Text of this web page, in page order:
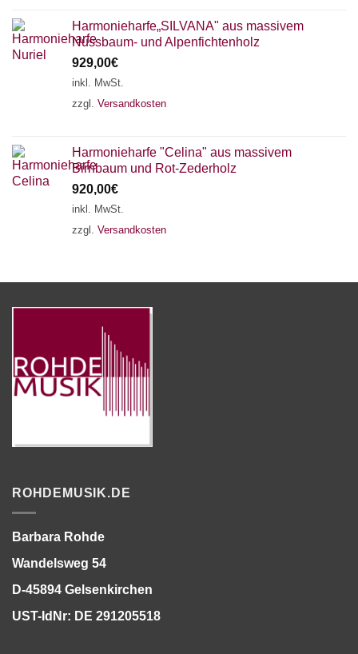
Harmonieharfe„SILVANA" aus massivem
Nussbaum- und Alpenfichtenholz
929,00€
inkl. MwSt.
zzgl. Versandkosten
Harmonieharfe "Celina" aus massivem
Birnbaum und Rot-Zederholz
920,00€
inkl. MwSt.
zzgl. Versandkosten
ROHDEMUSIK.DE
Barbara Rohde
Wandelsweg 54
D-45894 Gelsenkirchen
UST-IdNr: DE 291205518